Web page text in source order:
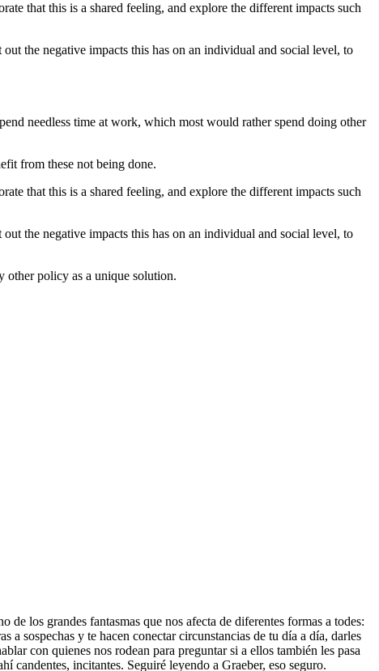
that this is a shared feeling, and explore the different impacts such
the negative impacts this has on an individual and social level, to
needless time at work, which most would rather spend doing other
from these not being done.
that this is a shared feeling, and explore the different impacts such
the negative impacts this has on an individual and social level, to
other policy as a unique solution.
los grandes fantasmas que nos afecta de diferentes formas a todes:
a sospechas y te hacen conectar circunstancias de tu día a día, darles
con quienes nos rodean para preguntar si a ellos también les pasa
candentes, incitantes. Seguiré leyendo a Graeber, eso seguro.